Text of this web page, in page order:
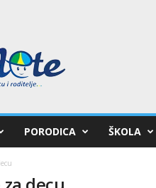
PORODICA ŠKOLA